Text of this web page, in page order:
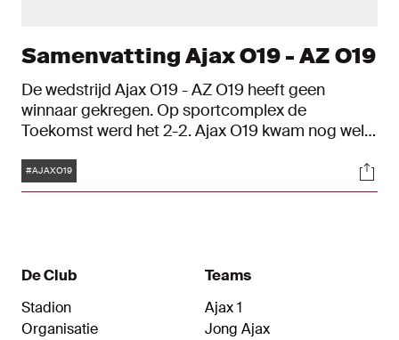
Samenvatting Ajax O19 - AZ O19
De wedstrijd Ajax O19 - AZ O19 heeft geen
winnaar gekregen. Op sportcomplex de
Toekomst werd het 2-2. Ajax O19 kwam nog wel
tijdsbestek volledig uit handen. Een minuut na de
1-1 van de bezoekers stond het alweer 1-2. Via
Tags
#AJAXO19
De Club
Stadion
Organisatie
Teams
Ajax 1
Jong Ajax